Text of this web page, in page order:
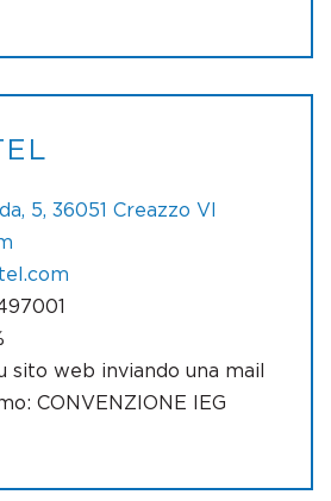
5, 36051 Creazzo VI
sito web inviando una mail
CONVENZIONE IEG